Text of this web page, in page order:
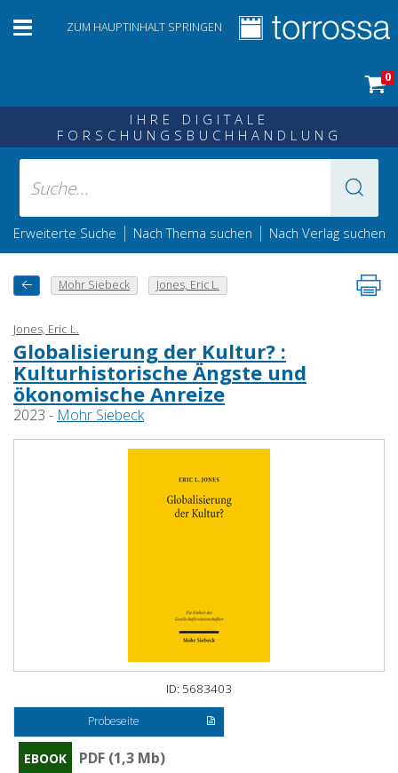
ZUM HAUPTINHALT SPRINGEN
0
IHRE DIGITALE
FORSCHUNGSBUCHHANDLUNG
Erweiterte Suche | Nach Thema suchen | Nach Verlag suchen
Mohr Siebeck Jones, Eric L.
Jones, Eric L.
Globalisierung der Kultur? :
Kulturhistorische Ängste und
ökonomische Anreize
2023 - Mohr Siebeck
ID: 5683403
Probeseite
EBOOK
PDF (1,3 Mb)